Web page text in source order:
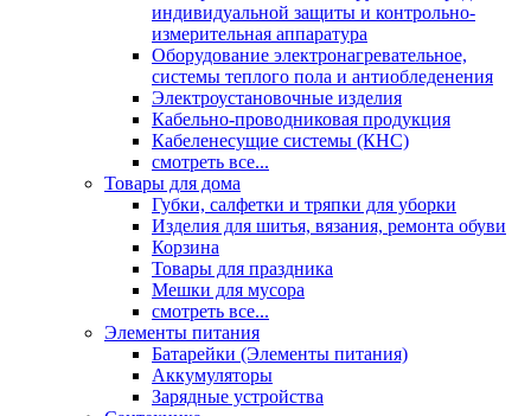
индивидуальной защиты и контрольно-
измерительная аппаратура
Оборудование электронагревательное,
системы теплого пола и антиобледенения
Электроустановочные изделия
Кабельно-проводниковая продукция
Кабеленесущие системы (КНС)
смотреть все...
Товары для дома
Губки, салфетки и тряпки для уборки
Изделия для шитья, вязания, ремонта обуви
Корзина
Товары для праздника
Мешки для мусора
смотреть все...
Элементы питания
Батарейки (Элементы питания)
Аккумуляторы
Зарядные устройства